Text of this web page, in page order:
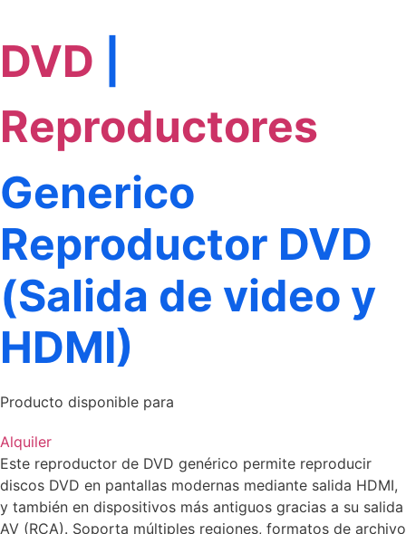
DVD
Reproductores
Generico
Reproductor DVD
(Salida de video y
HDMI)
Producto disponible para
Alquiler
Este reproductor de DVD genérico permite reproducir
discos DVD en pantallas modernas mediante salida HDMI,
y también en dispositivos más antiguos gracias a su salida
AV (RCA). Soporta múltiples regiones, formatos de archivo